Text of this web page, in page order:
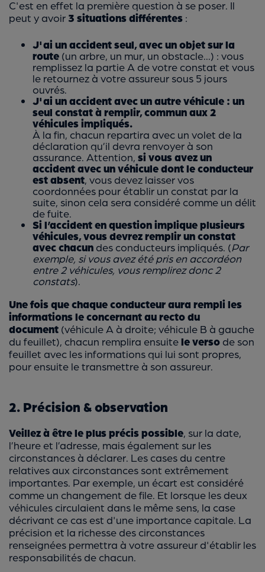
C'est en effet la première question à se poser. Il
peut y avoir 3 situations différentes :
J'ai un accident seul, avec un objet sur la
route (un arbre, un mur, un obstacle...) : vous
remplissez la partie A de votre constat et vous
le retournez à votre assureur sous 5 jours
ouvrés.
J'ai un accident avec un autre véhicule : un
seul constat à remplir, commun aux 2
véhicules impliqués.
À la fin, chacun repartira avec un volet de la
déclaration qu’il devra renvoyer à son
assurance. Attention, si vous avez un
accident avec un véhicule dont le conducteur
est absent, vous devez laisser vos
coordonnées pour établir un constat par la
suite, sinon cela sera considéré comme un délit
de fuite.
Si l’accident en question implique plusieurs
véhicules, vous devrez remplir un constat
avec chacun des conducteurs impliqués. (Par
exemple, si vous avez été pris en accordéon
entre 2 véhicules, vous remplirez donc 2
constats).
Une fois que chaque conducteur aura rempli les
informations le concernant au recto du
document (véhicule A à droite; véhicule B à gauche
du feuillet), chacun remplira ensuitele verso de son
feuillet avec les informations qui lui sont propres,
pour ensuite le transmettre à son assureur.
2. Précision & observation
Veillez à être le plus précis possible, sur la date,
l’heure et l’adresse, mais également sur les
circonstances à déclarer. Les cases du centre
relatives aux circonstances sont extrêmement
importantes. Par exemple, un écart est considéré
comme un changement de file. Et lorsque les deux
véhicules circulaient dans le même sens, la case
décrivant ce cas est d'une importance capitale. La
précision et la richesse des circonstances
renseignées permettra à votre assureur d'établir les
responsabilités de chacun.